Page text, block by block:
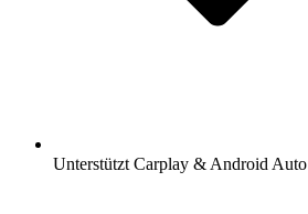
Unterstützt Carplay & Android Auto